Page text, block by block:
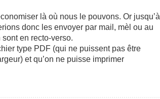
là où nous le pouvons. Or jusqu’à
donc les envoyer par mail, mèl ou au
en recto-verso.
type PDF (qui ne puissent pas être
et qu’on ne puisse imprimer